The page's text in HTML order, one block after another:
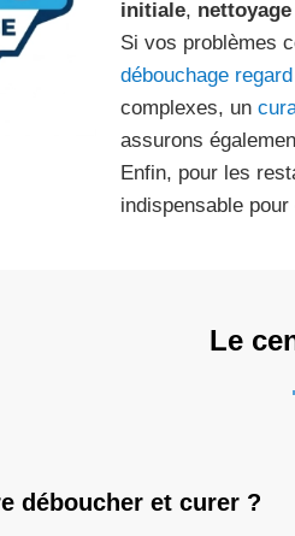
initiale,
Si vos problèmes
débouchage
complexes, un
assurons
Enfin, pour les
indispensable
Le
déboucher et curer ?